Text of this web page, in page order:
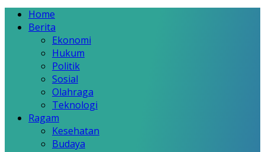
Home
Berita
Ekonomi
Hukum
Politik
Sosial
Olahraga
Teknologi
Ragam
Kesehatan
Budaya